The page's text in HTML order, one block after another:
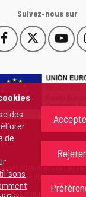
des
de
Suivez-nous sur
Facebook
Este
enlace
abrirá
una
ventana
nueva.
Este
enlace
abrirá
ventana
nueva.
Este
enlace
abrirá
ventana
nueva.
2026 - Junta de Castilla
Tous droits réservés
POLITIQUE DE COOKIES